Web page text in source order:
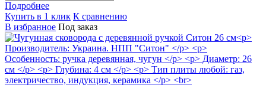
Подробнее
Купить в 1 клик К сравнению
В избранное Под заказ